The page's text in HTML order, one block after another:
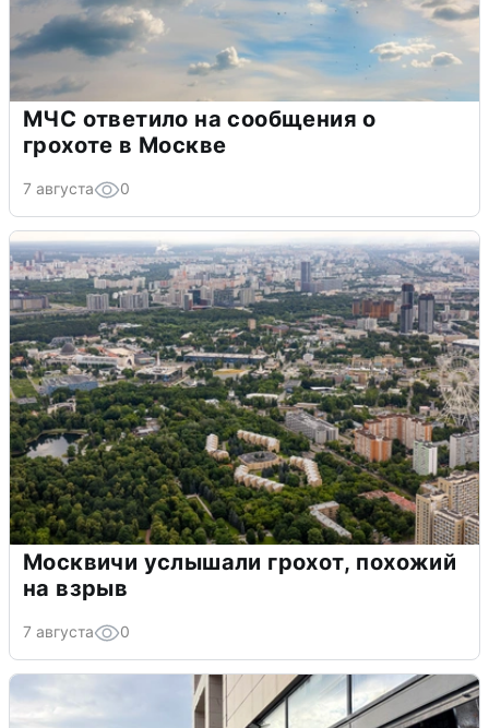
МЧС ответило на сообщения о
грохоте в Москве
7 августа 0
Москвичи услышали грохот, похожий
на взрыв
7 августа 0